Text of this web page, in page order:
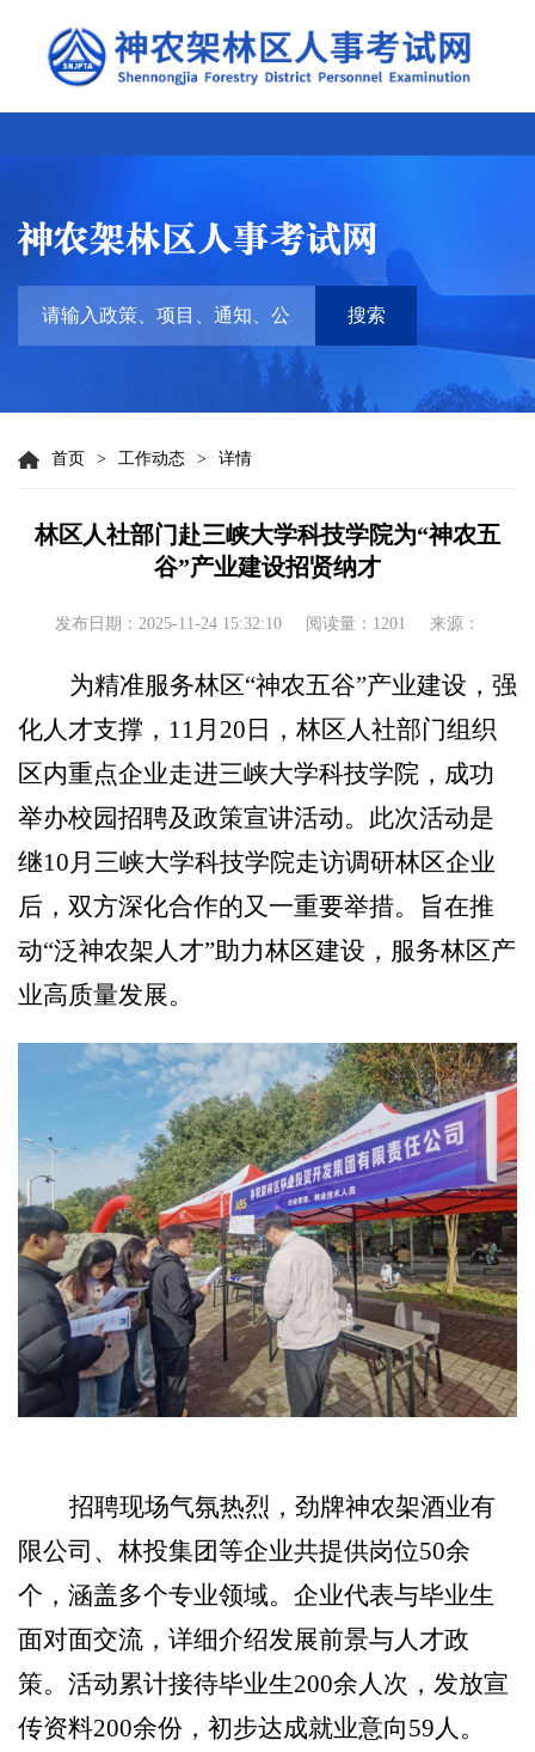
搜索
首页 > 工作动态 > 详情
林区人社部门赴三峡大学科技学院为“神农五
谷”产业建设招贤纳才
发布日期：2025-11-24 15:32:10 阅读量：1201 来源：
为精准服务林区“神农五谷”产业建设，强
化人才支撑，11月20日，林区人社部门组织
区内重点企业走进三峡大学科技学院，成功
举办校园招聘及政策宣讲活动。 此次活动是
继10 月 三峡大学科技学院走访调研林区企业
后，双方深化合作的又一重要举措。旨在推
动“泛神农架人才”助力林区建设， 服务林区产
业高质量发展。
招聘现场气氛热烈，劲牌神农架酒业有
限公司、林投集团等企业共提供岗位50余
个，涵盖多个专业领域。企业代表与毕业生
面对面交流，详细介绍发展前景与人才政
策。活动累计接待毕业生200余人次，发放宣
传资料200余份，初步达成就业意向59人。